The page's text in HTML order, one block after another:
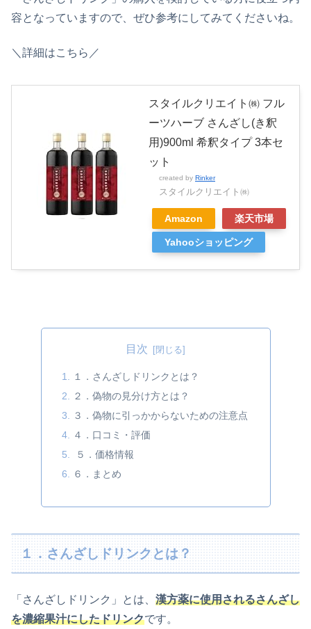
容となっていますので、ぜひ参考にしてみてくださいね。
＼詳細はこちら／
スタイルクリエイト㈱ フル
ーツハーブ さんざし(き釈
用)900ml 希釈タイプ 3本セ
ット
created by Rinker
スタイルクリエイト㈱
Amazon 楽天市場
Yahooショッピング
目次
１．さんざしドリンクとは？
２．偽物の見分け方とは？
３．偽物に引っかからないための注意点
４．口コミ・評価
５．価格情報
６．まとめ
１．さんざしドリンクとは？
「さんざしドリンク」とは、 漢方薬に使用されるさんざし
を濃縮果汁にしたドリンクです。